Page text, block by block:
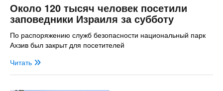
Около 120 тысяч человек посетили
заповедники Израиля за субботу
По распоряжению служб безопасности национальный парк
Ахзив был закрыт для посетителей
Читать